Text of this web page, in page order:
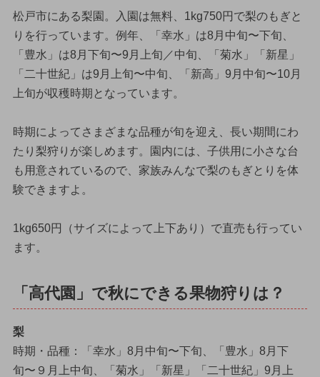
松戸市にある梨園。入園は無料、1kg750円で梨のもぎと
りを行っています。例年、「幸水」は8月中旬〜下旬、
「豊水」は8月下旬〜9月上旬／中旬、「菊水」「新星」
「二十世紀」は9月上旬〜中旬、「新高」9月中旬〜10月
上旬が収穫時期となっています。
時期によってさまざまな品種が旬を迎え、長い期間にわ
たり梨狩りが楽しめます。園内には、子供用に小さな台
も用意されているので、家族みんなで梨のもぎとりを体
験できますよ。
1kg650円（サイズによって上下あり）で直売も行ってい
ます。
「高代園」で秋にできる果物狩りは？
梨
時期・品種：「幸水」8月中旬〜下旬、「豊水」8月下
旬〜９月上中旬、「菊水」「新星」「二十世紀」9月上